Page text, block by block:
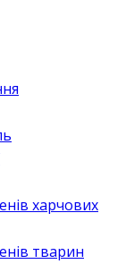
харчових
тварин